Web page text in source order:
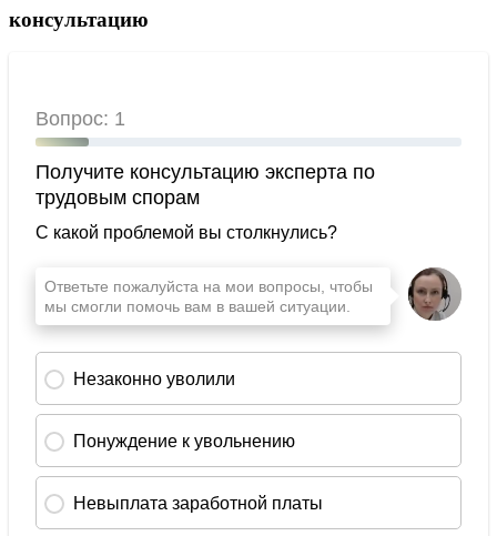
консультацию